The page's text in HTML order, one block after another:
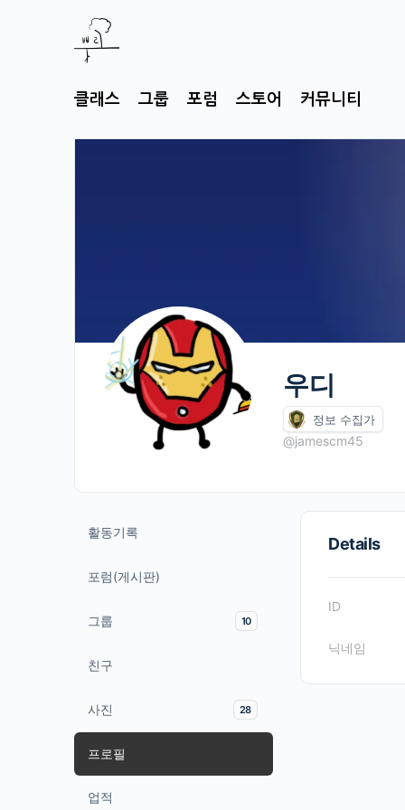
클래스 그룹 포럼 스토어 커뮤니티
우디
정보 수집가
@jamescm45
활동기록
포럼(게시판)
그룹 10
친구
사진 28
프로필
업적
Details
ID
닉네임